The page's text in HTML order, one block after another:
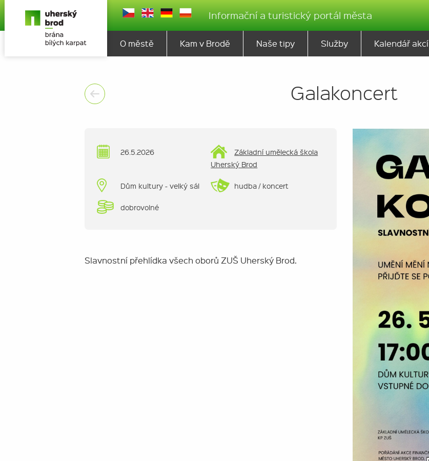
Informační a turistický portál města
O městě Kam v Brodě Naše tipy Služby Kalendář akcí
Galakoncert
26.5.2026
Základní umělecká škola
Uherský Brod
Dům kultury - velký sál hudba / koncert
dobrovolné
Slavnostní přehlídka všech oborů ZUŠ Uherský Brod.